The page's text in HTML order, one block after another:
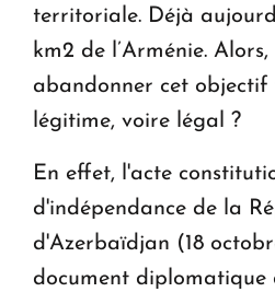
territoriale. Déjà
km2 de l’Arménie.
abandonner cet objectif
légitime, voire légal ?
En effet, l'acte
d'indépendance de la
d'Azerbaïdjan (18
document diplomatique